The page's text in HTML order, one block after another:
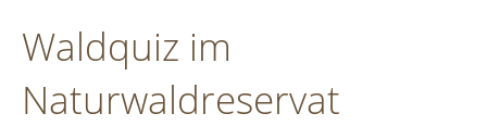
Waldquiz im
Naturwaldreservat